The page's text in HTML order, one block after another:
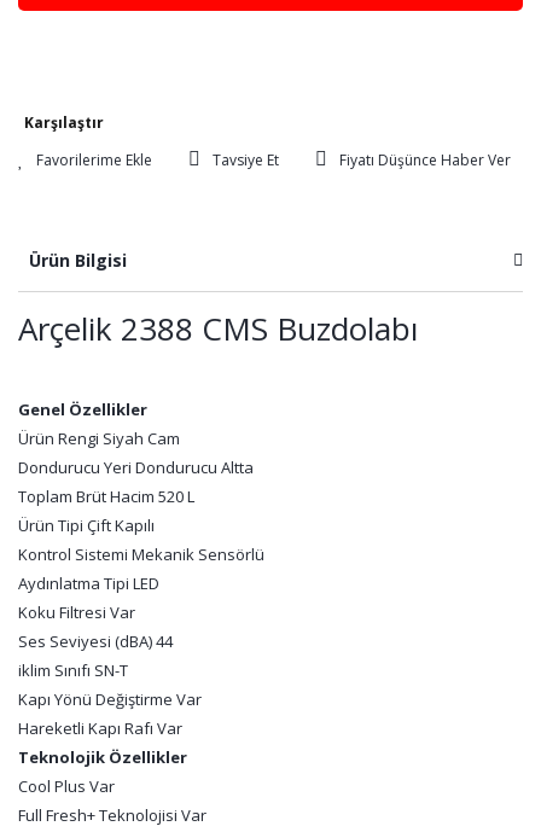
Karşılaştır
Tavsiye Et
Fiyatı Düşünce Haber Ver
Ürün Bilgisi
Arçelik 2388 CMS Buzdolabı
Genel Özellikler
Ürün Rengi Siyah Cam
Dondurucu Yeri Dondurucu Altta
Toplam Brüt Hacim 520 L
Ürün Tipi Çift Kapılı
Kontrol Sistemi Mekanik Sensörlü
Aydınlatma Tipi LED
Koku Filtresi Var
Ses Seviyesi (dBA) 44
iklim Sınıfı SN-T
Kapı Yönü Değiştirme Var
Hareketli Kapı Rafı Var
Teknolojik Özellikler
Cool Plus Var
Full Fresh+ Teknolojisi Var